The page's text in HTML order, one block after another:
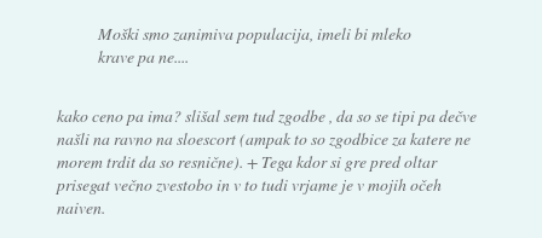
Moški smo zanimiva populacija, imeli bi mleko
krave pa ne....
kako ceno pa ima? slišal sem tud zgodbe , da so se tipi pa dečve
našli na ravno na sloescort (ampak to so zgodbice za katere ne
morem trdit da so resnične). + Tega kdor si gre pred oltar
prisegat večno zvestobo in v to tudi vrjame je v mojih očeh
naiven.